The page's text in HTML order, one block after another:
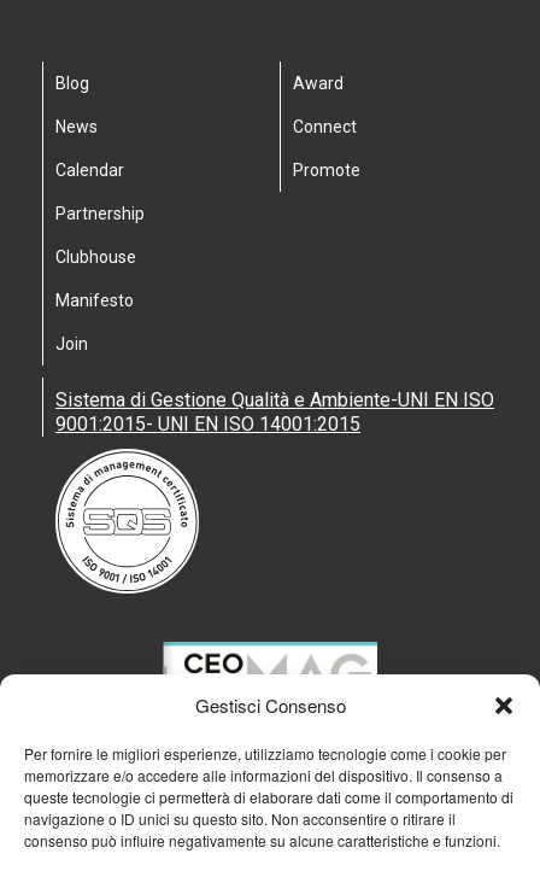
Gestisci Consenso
Per fornire le migliori esperienze, utilizziamo tecnologie come i cookie per
memorizzare e/o accedere alle informazioni del dispositivo. Il consenso a
queste tecnologie ci permetterà di elaborare dati come il comportamento di
navigazione o ID unici su questo sito. Non acconsentire o ritirare il
consenso può influire negativamente su alcune caratteristiche e funzioni.
Blog
News
Calendar
Partnership
Clubhouse
Manifesto
Join
Award
Connect
Promote
Sistema di Gestione Qualità e Ambiente-UNI EN ISO
9001:2015- UNI EN ISO 14001:2015